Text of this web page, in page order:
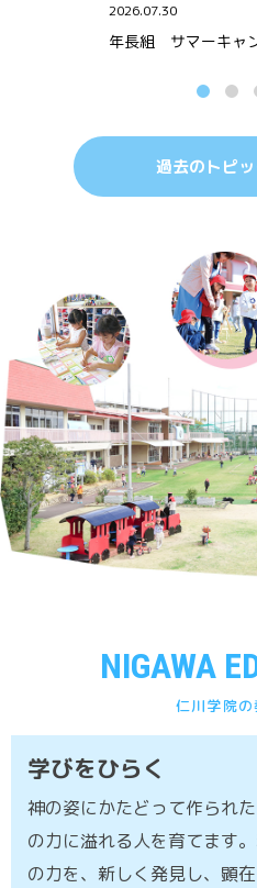
2026.07.30
年長組 サマーキャ
過去のトピ
NIGAWA
仁川学院の
学びをひらく
神の姿にかたどって作られ
の力に溢れる人を育てます
の力を、新しく発見し、顕